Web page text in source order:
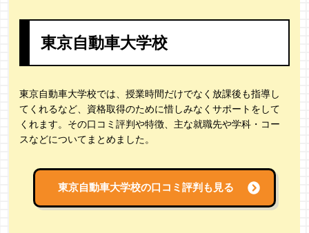
東京自動車大学校
東京自動車大学校では、授業時間だけでなく放課後も指導し
てくれるなど、資格取得のために惜しみなくサポートをして
くれます。その口コミ評判や特徴、主な就職先や学科・コー
スなどについてまとめました。
東京自動車大学校の口コミ評判も見る